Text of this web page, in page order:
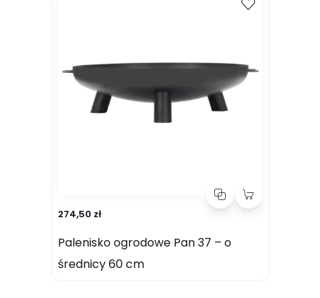
274,50 zł
Palenisko ogrodowe Pan 37 – o
średnicy 60 cm